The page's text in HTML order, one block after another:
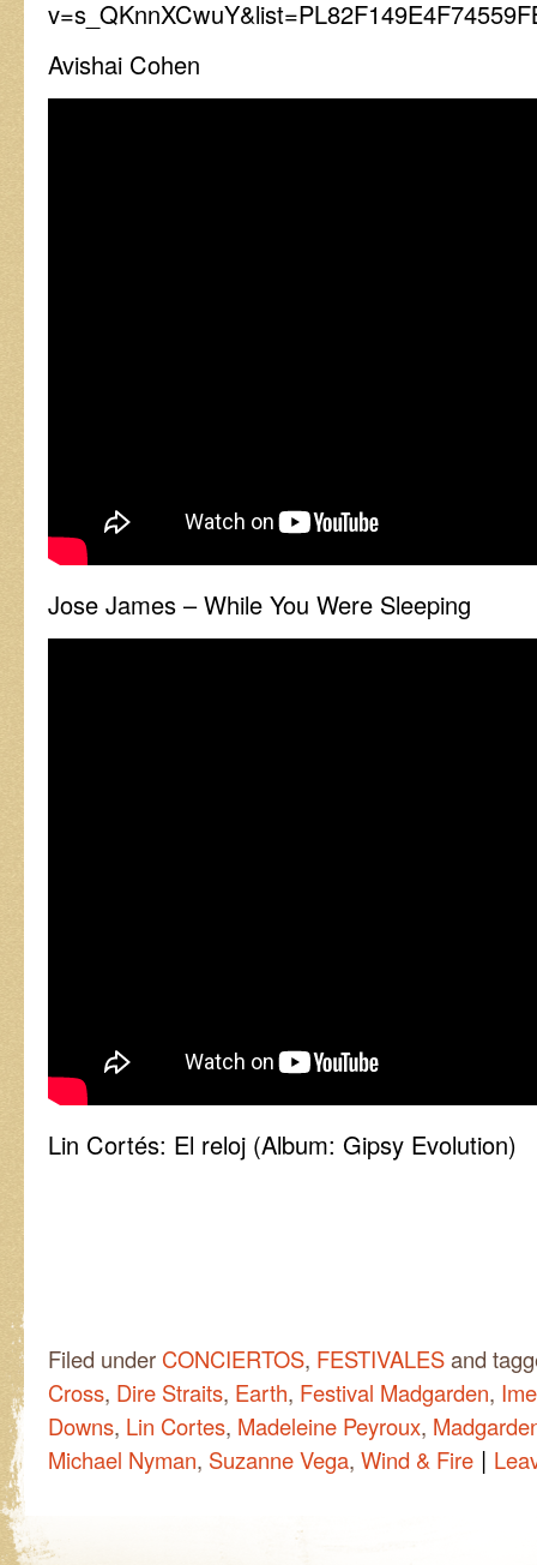
Avishai Cohen
Jose James – While You Were Sleeping
Lin Cortés: El reloj (Album: Gipsy Evolution)
Filed under CONCIERTOS, FESTIVALESand
Cross, Dire Straits, Earth, Festival Madgarden,
Downs, Lin Cortes, Madeleine Peyroux,
Michael Nyman, Suzanne Vega, Wind & Fire |